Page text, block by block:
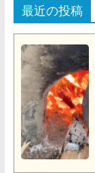
最近の投稿